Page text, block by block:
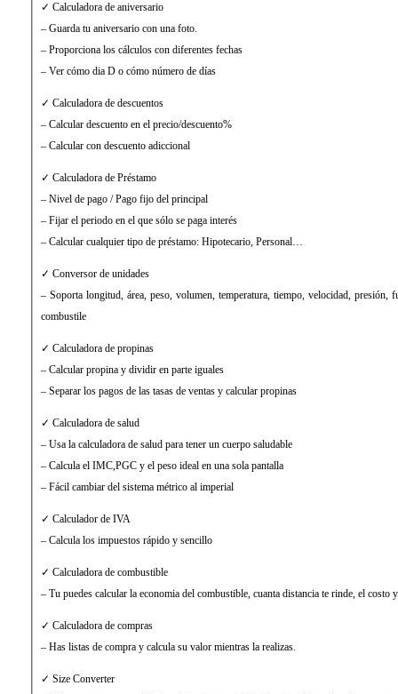
✓ Calculadora de aniversario
– Guarda tu aniversario con una foto.
– Proporciona los cálculos con diferentes fechas
– Ver cómo dia D o cómo número de días
✓ Calculadora de descuentos
– Calcular descuento en el precio/descuento%
– Calcular con descuento adiccional
✓ Calculadora de Préstamo
– Nivel de pago / Pago fijo del principal
– Fijar el periodo en el que sólo se paga interés
– Calcular cualquier tipo de préstamo: Hipotecario, Personal…
✓ Conversor de unidades
– Soporta longitud, área, peso, volumen, temperatura, tiempo, velocidad, presión,
combustile
✓ Calculadora de propinas
– Calcular propina y dividir en parte iguales
– Separar los pagos de las tasas de ventas y calcular propinas
✓ Calculadora de salud
– Usa la calculadora de salud para tener un cuerpo saludable
– Calcula el IMC,PGC y el peso ideal en una sola pantalla
– Fácil cambiar del sistema métrico al imperial
✓ Calculador de IVA
– Calcula los impuestos rápido y sencillo
✓ Calculadora de combustible
– Tu puedes calcular la economia del combustible, cuanta distancia te rinde, el costo
✓ Calculadora de compras
– Has listas de compra y calcula su valor mientras la realizas.
✓ Size Converter